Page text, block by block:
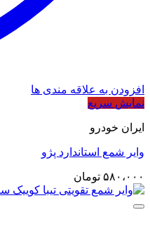
افزودن به علاقه مندی ها
نمایش سریع
ایران خودرو
وایر شمع استاندارد پژو
۵۸۰،۰۰۰ تومان